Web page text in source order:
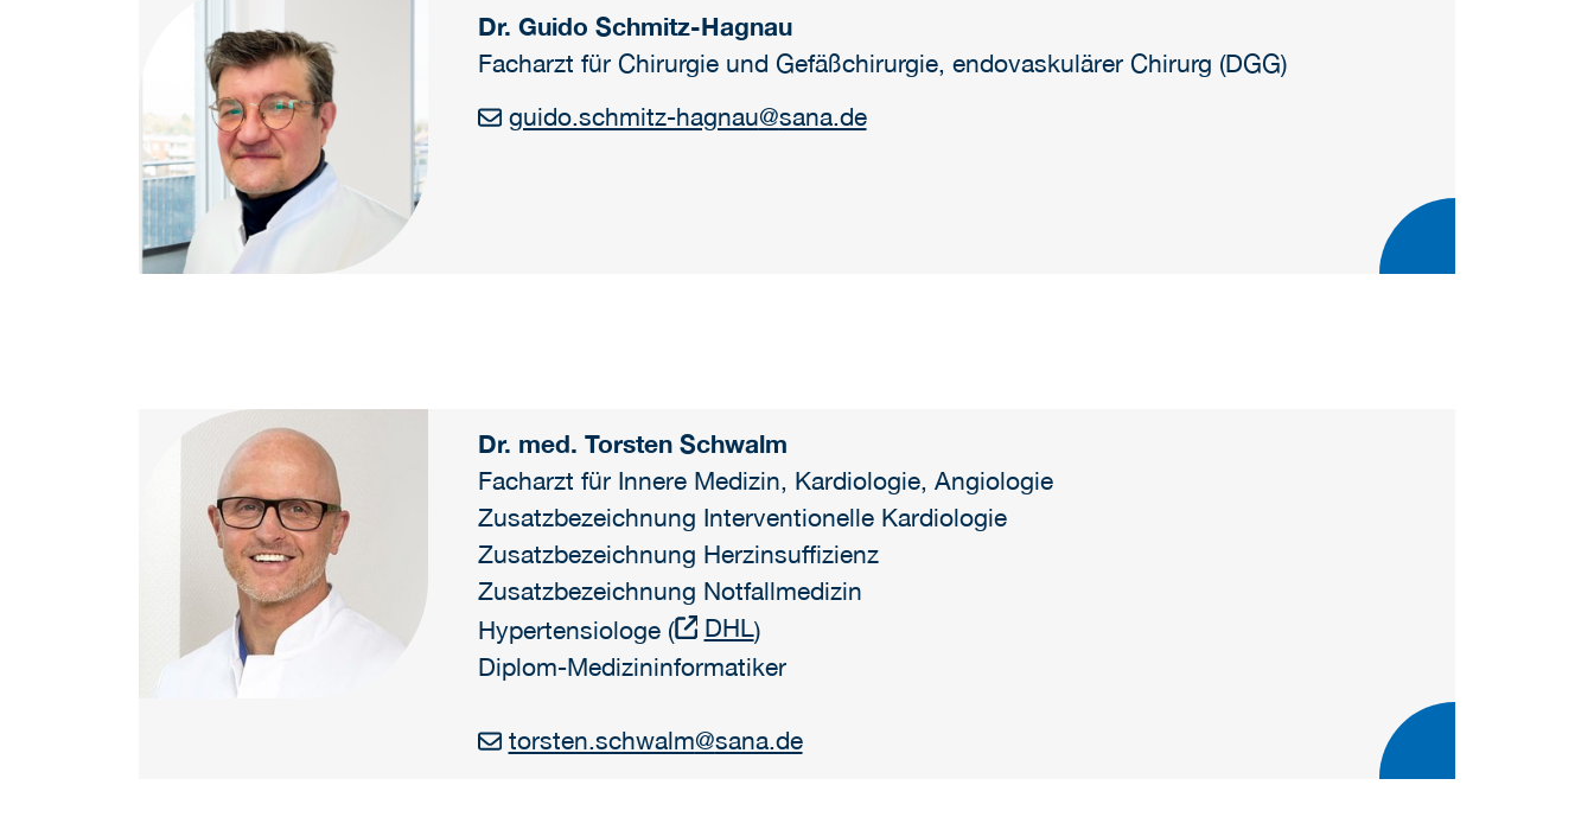
Dr. Guido Schmitz-Hagnau
Facharzt für Chirurgie und Gefäßchirurgie, endovaskulärer Chirurg (DGG)
guido.schmitz-hagnau@sana.de
Dr. med. Torsten Schwalm
Facharzt für Innere Medizin, Kardiologie, Angiologie
Zusatzbezeichnung Interventionelle Kardiologie
Zusatzbezeichnung Herzinsuffizienz
Zusatzbezeichnung Notfallmedizin
Hypertensiologe (
DHL)
Diplom-Medizininformatiker
torsten.schwalm@sana.de